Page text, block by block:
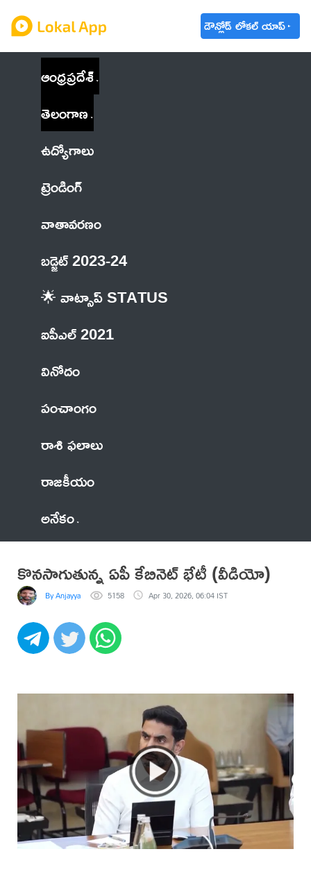
డౌన్లోడ్ లోకల్ యాప్
ఆంధ్రప్రదేశ్
తెలంగాణ
ఉద్యోగాలు
ట్రెండింగ్
వాతావరణం
బడ్జెట్ 2023-24
🌟 వాట్సాప్ STATUS
ఐపీఎల్ 2021
వినోదం
పంచాంగం
రాశి ఫలాలు
రాజకీయం
అనేకం
కొనసాగుతున్న ఏపీ కేబినెట్ భేటీ (వీడియో)
By Anjayya 5158 Apr 30, 2026, 06:04 IST